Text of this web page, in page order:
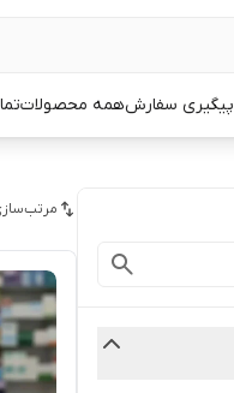
پیگیری سفارشهمه محصولات